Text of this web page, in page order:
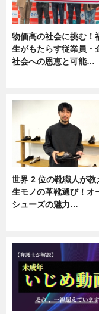
物価高の社会に挑む！
生がもたらす従業員・
社会への恩恵と可能…
世界 2 位の靴職人が教
生モノの革靴選び！オ
シューズの魅力…